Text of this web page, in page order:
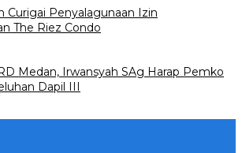
Curigai Penyalagunaan Izin
The Riez Condo
Medan, Irwansyah SAg Harap Pemko
Dapil III